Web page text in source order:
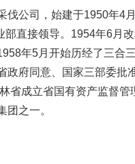
伐公司，始建于1950年4
直接领导。1954年6月
年5月开始历经了三合
政府同意、国家三部委
省成立省国有资产监督
团之一。